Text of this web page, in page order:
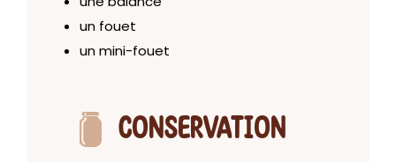
un fouet
un mini-fouet
CONSERVATION